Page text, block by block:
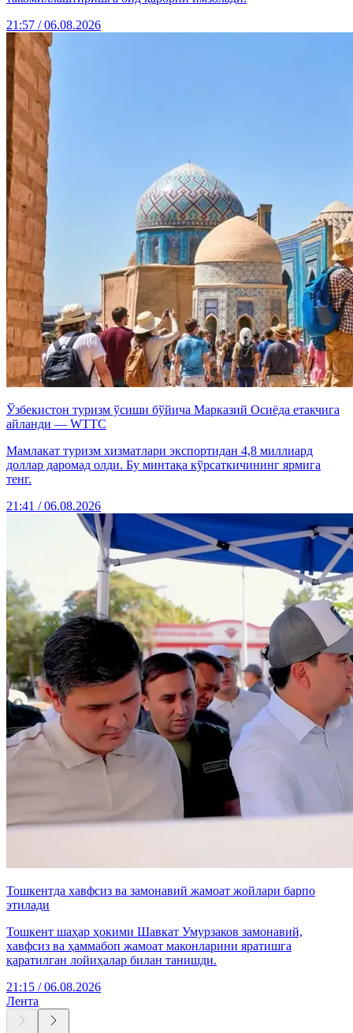
21:57 / 06.08.2026
Ўзбекистон туризм ўсиши бўйича Марказий Осиёда етакчига
айланди — WTTC
Мамлакат туризм хизматлари экспортидан 4,8 миллиард
доллар даромад олди. Бу минтақа кўрсаткичининг ярмига
тенг.
21:41 / 06.08.2026
Тошкентда хавфсиз ва замонавий жамоат жойлари барпо
этилади
Тошкент шаҳар ҳокими Шавкат Умурзаков замонавий,
хавфсиз ва ҳаммабоп жамоат маконларини яратишга
қаратилган лойиҳалар билан танишди.
21:15 / 06.08.2026
Лента